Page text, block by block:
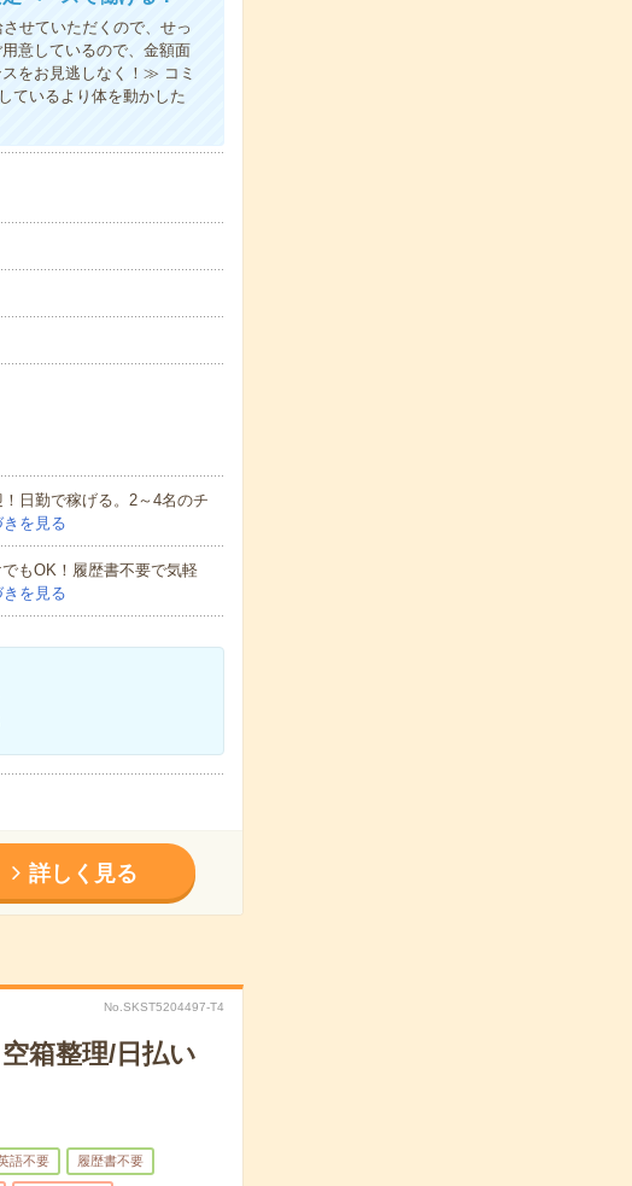
せていただくので、せっ
意しているので、金額面
をお見逃しなく！≫ コミ
ているより体を動かした
日勤で稼げる。2～4名のチ
きを見る
もOK！履歴書不要で気軽
きを見る
詳しく見る
No.SKST5204497-T4
箱整理/日払い
語不要 履歴書不要